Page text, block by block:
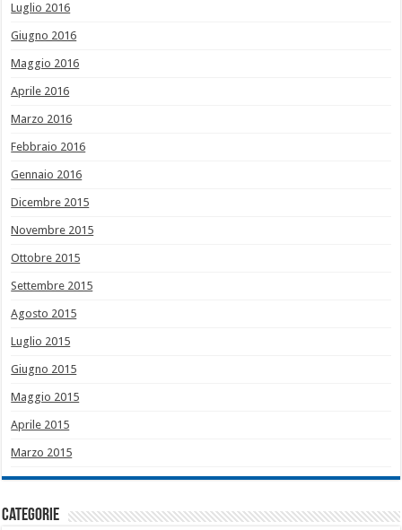
Luglio 2016
Giugno 2016
Maggio 2016
Aprile 2016
Marzo 2016
Febbraio 2016
Gennaio 2016
Dicembre 2015
Novembre 2015
Ottobre 2015
Settembre 2015
Agosto 2015
Luglio 2015
Giugno 2015
Maggio 2015
Aprile 2015
Marzo 2015
Categorie